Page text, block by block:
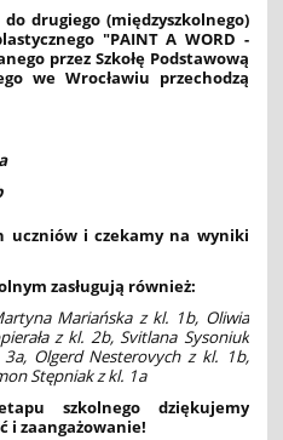
drugiego (międzyszkolnego)
"PAINT A WORD -
przez Szkołę Podstawową
we Wrocławiu przechodzą
uczniów i czekamy na wyniki
zasługują również:
Mariańska z kl. 1b, Oliwia
z kl. 2b, Svitlana Sysoniuk
Olgerd Nesterovych z kl. 1b,
Stępniak z kl. 1a
szkolnego dziękujemy
i zaangażowanie!